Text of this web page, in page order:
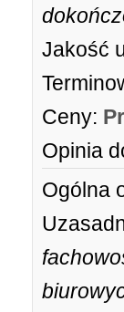
Jakość
Ceny:
Opinia
Ogólna